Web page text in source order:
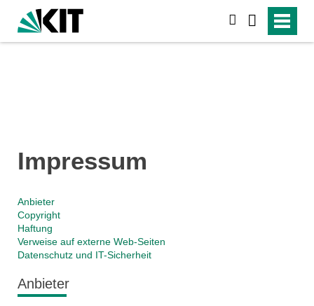
Impressum
Anbieter
Copyright
Haftung
Verweise auf externe Web-Seiten
Datenschutz und IT-Sicherheit
Anbieter